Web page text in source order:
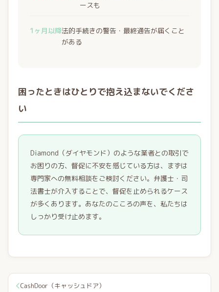
ースも
1ヶ月以降法的手続きの警告・最終通告が届くこと
がある
困ったときはひとりで抱え込まないでくださ
い
Diamond（ダイヤモンド）のような業者との取引で
お困りの方、督促に不安を感じている方は、まずは
専門家への無料相談をご検討ください。弁護士・司
法書士が介入することで、督促を止められるケース
が多くあります。あなたのこころの声を、私たちは
しっかり受け止めます。
CashDoor（キャッシュドア）